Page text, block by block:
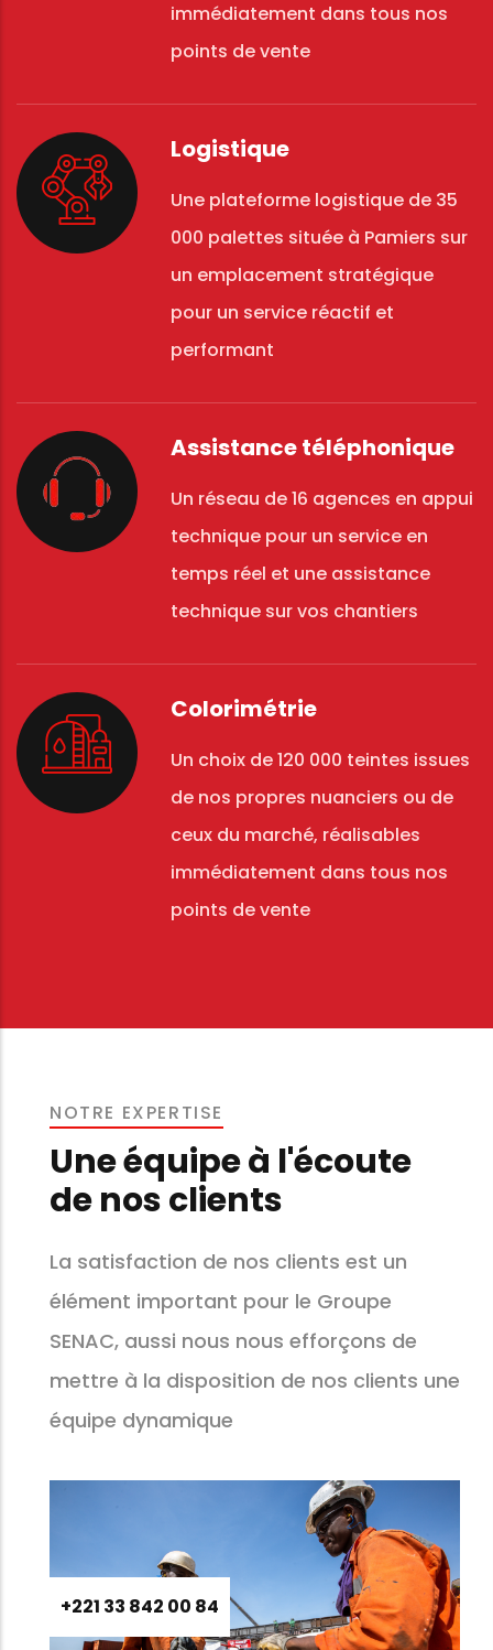
immédiatement dans tous nos
points de vente
Logistique
Une plateforme logistique de 35
000 palettes située à Pamiers sur
un emplacement stratégique
pour un service réactif et
performant
Assistance téléphonique
Un réseau de 16 agences en appui
technique pour un service en
temps réel et une assistance
technique sur vos chantiers
Colorimétrie
Un choix de 120 000 teintes issues
de nos propres nuanciers ou de
ceux du marché, réalisables
immédiatement dans tous nos
points de vente
NOTRE EXPERTISE
Une équipe à l'écoute
de nos clients
La satisfaction de nos clients est un
élément important pour le Groupe
SENAC, aussi nous nous efforçons de
mettre à la disposition de nos clients une
équipe dynamique
+221 33 842 00 84